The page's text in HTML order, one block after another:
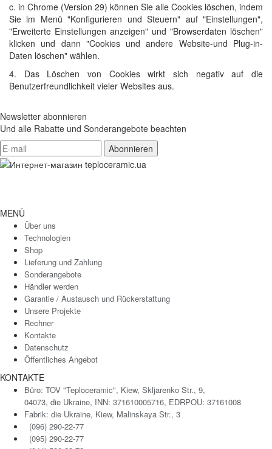
c. in Chrome (Version 29) können Sie alle Cookies löschen, indem
Sie im Menü "Konfigurieren und Steuern" auf "Einstellungen",
"Erweiterte Einstellungen anzeigen" und "Browserdaten löschen"
klicken und dann "Cookies und andere Website-und Plug-in-
Daten löschen" wählen.
4. Das Löschen von Cookies wirkt sich negativ auf die
Benutzerfreundlichkeit vieler Websites aus.
Newsletter abonnieren
Und alle Rabatte und Sonderangebote beachten
MENÜ
Über uns
Technologien
Shop
Lieferung und Zahlung
Sonderangebote
Händler werden
Garantie / Austausch und Rückerstattung
Unsere Projekte
Rechner
Kontakte
Datenschutz
Öffentliches Angebot
KONTAKTE
Büro: TOV "Teploceramic", Kiew, Skljarenko Str., 9,
04073, die Ukraine, INN: 371610005716, EDRPOU: 37161008
Fabrik: die Ukraine, Kiew, Malinskaya Str., 3
(096) 290-22-77
(095) 290-22-77